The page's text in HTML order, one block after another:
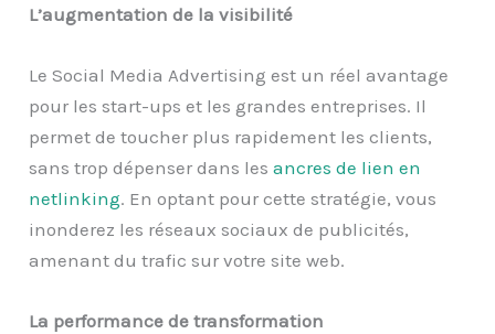
L’augmentation de la visibilité
Le Social Media Advertising est un réel avantage
pour les start-ups et les grandes entreprises. Il
permet de toucher plus rapidement les clients,
sans trop dépenser dans lesancres de lien en
netlinking. En optant pour cette stratégie, vous
inonderez les réseaux sociaux de publicités,
amenant du trafic sur votre site web.
La performance de transformation